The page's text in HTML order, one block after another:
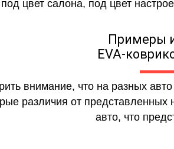
цвет салона, под цвет
Примеры
EVA-
внимание, что на разных
различия от
авто, что